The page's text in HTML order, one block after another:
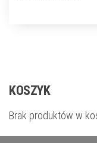
KOSZYK
Brak produktów w